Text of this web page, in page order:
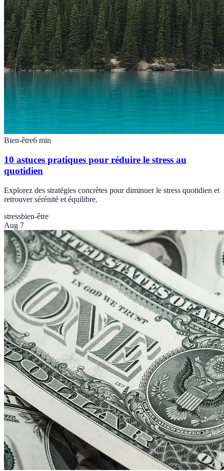
Bien-être6 min
10 astuces pratiques pour réduire le stress au
quotidien
Explorez des stratégies concrètes pour diminuer le stress quotidien et
retrouver sérénité et équilibre.
stressbien-être
Aug 7